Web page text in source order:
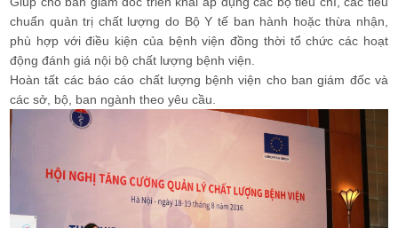
chuẩn quản trị chất lượng do Bộ Y tế ban hành hoặc thừa nhận,
phù hợp với điều kiện của bệnh viện đồng thời tổ chức các hoạt
động đánh giá nội bộ chất lượng bệnh viện.
Hoàn tất các báo cáo chất lượng bệnh viện cho ban giám đốc và
các sở, bộ, ban ngành theo yêu cầu.